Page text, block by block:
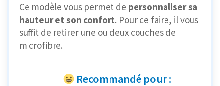
Ce modèle vous permet de personnaliser sa
hauteur et son confort. Pour ce faire, il vous
suffit de retirer une ou deux couches de
microfibre.
Recommandé pour :